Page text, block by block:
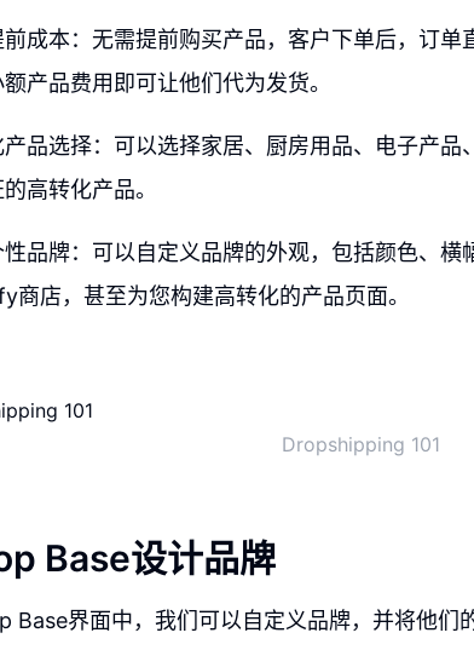
前成本：无需提前购买产品，客户下单后，订单
产品费用即可让他们代为发货。
产品选择：可以选择家居、厨房用品、电子产
高转化产品。
品牌：可以自定义品牌的外观，包括颜色、横
商店，甚至为您构建高转化的产品页面。
Dropshipping 101
Base设计品牌
Base界面中，我们可以自定义品牌，并将他们